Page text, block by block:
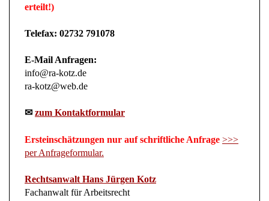
erteilt!)
Telefax: 02732 791078
E-Mail Anfragen:
info@ra-kotz.de
ra-kotz@web.de
✉ zum Kontaktformular
Ersteinschätzungen nur auf schriftliche Anfrage >>>
per Anfrageformular.
Rechtsanwalt Hans Jürgen Kotz
Fachanwalt für Arbeitsrecht